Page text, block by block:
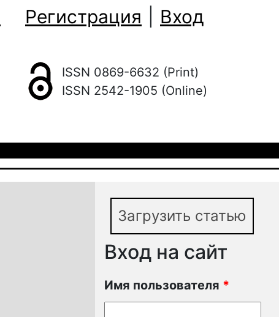
Регистрация
Вход
ISSN 0869-6632 (Print)
ISSN 2542-1905 (Online)
Загрузить статью
Вход на сайт
Имя пользователя *